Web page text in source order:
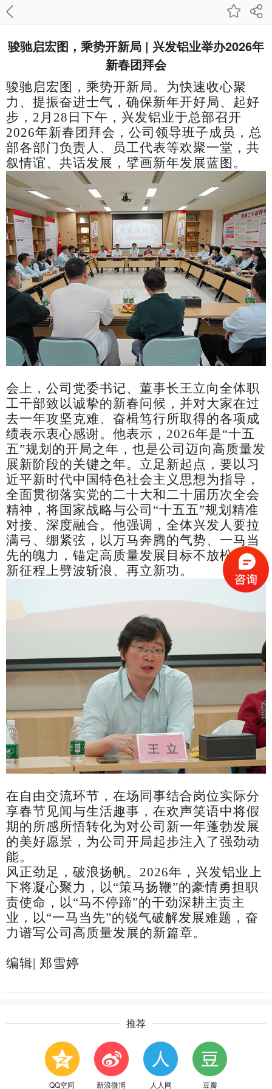
骏驰启宏图，乘势开新局 | 兴发铝业举办2026年
新春团拜会
骏驰启宏图，乘势开新局。为快速收心聚
力、提振奋进士气，确保新年开好局、起好
步， 2 月 28 日下午，兴发铝业于总部召开
2026年新春团拜会，公司领导班子成员，总
部各部门负责人、员工代表等欢聚一堂，共
叙情谊、共话发展，擘画新年发展蓝图。
会上，公司党委书记、董事长王立向全体职
工干部致以诚挚的新春问候，并对大家在过
去一年攻坚克难、奋楫笃行所取得的各项成
绩表示衷心感谢。他表示， 2026年是“十五
五”规划的开局之年，也是公司迈向高质量发
展新阶段的关键之年。立足新起点，要以习
近平新时代中国特色社会主义思想为指导，
全面贯彻落实党的二十大和二十届历次全会
精神，将国家战略与公司 “十五五”规划精准
对接、深度融合。他强调，全体兴发人要拉
满弓、绷紧弦， 以万马奔腾的气势、一马当
先的魄力，锚定高质量发展目标不放松，在
新征程上劈波斩浪、再立新功。
在自由交流环节，在场同事结合岗位实际分
享春节见闻与生活趣事，在欢声笑语中将假
期的所感所悟转化为对公司新一年蓬勃发展
的美好愿景，为公司开局起步注入了强劲动
能。
风正劲足，破浪扬帆。 2026年，兴发铝业上
下将凝心聚力，以“策马扬鞭”的豪情勇担职
责使命，以“马不停蹄”的干劲深耕主责主
业，以“一马当先”的锐气破解发展难题，奋
力谱写公司高质量发展的新篇章。
编辑| 郑雪婷
推荐
QQ空间 新浪微博 人人网 豆瓣